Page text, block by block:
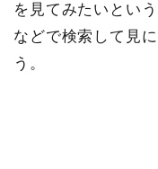
を見てみたいとい
などで検索して見
う。